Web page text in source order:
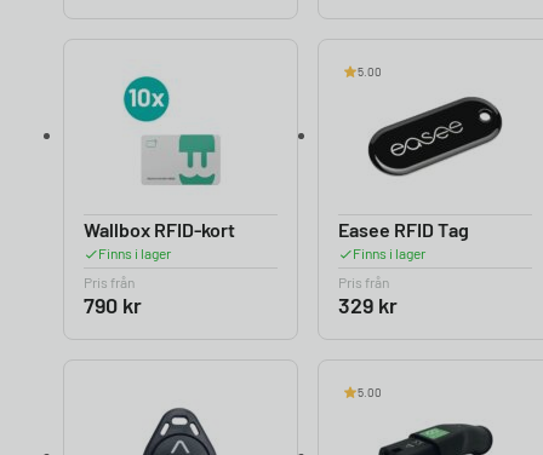
Wallbox RFID-kort
Finns i lager
Pris från
790 kr
5.00
Easee RFID Tag
Finns i lager
Pris från
329 kr
5.00